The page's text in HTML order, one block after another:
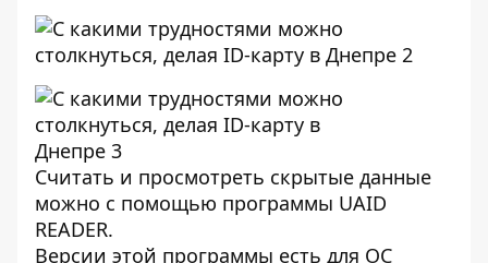
Считать и просмотреть скрытые данные
можно с помощью программы UAID
READER.
Версии этой программы есть для ОС